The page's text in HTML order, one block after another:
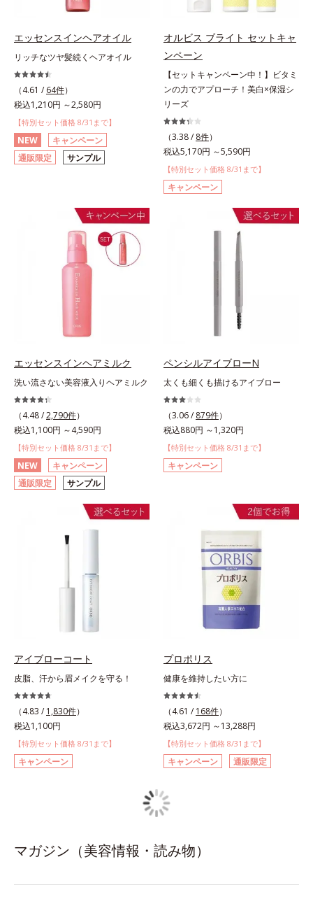
エッセンスインヘアオイル
リッチなツヤ髪続くヘアオイル
（4.61 / 64件）
税込1,210円 ～2,580円
【特別セット価格 8/31まで】
NEW
キャンペーン
通販限定
サンプル
オルビス ブライト セットキャ
ンペーン
【セットキャンペーン中！】ビタミ
ンの力でアプローチ！美白×保湿シ
リーズ
（3.38 / 8件）
税込5,170円 ～5,590円
【特別セット価格 8/31まで】
キャンペーン
エッセンスインヘアミルク
洗い流さない美容液入りヘアミルク
（4.48 /2,790件）
税込1,100円 ～4,590円
【特別セット価格 8/31まで】
NEW
キャンペーン
通販限定
サンプル
ペンシルアイブローN
太くも細くも描けるアイブロー
（3.06 / 879件）
税込880円 ～1,320円
【特別セット価格 8/31まで】
キャンペーン
アイブローコート
皮脂、汗から眉メイクを守る！
（4.83 / 1,830件）
税込1,100円
【特別セット価格 8/31まで】
キャンペーン
プロポリス
健康を維持したい方に
（4.61 / 168件）
税込3,672円 ～13,288円
【特別セット価格 8/31まで】
キャンペーン 通販限定
マガジン（美容情報・読み物）